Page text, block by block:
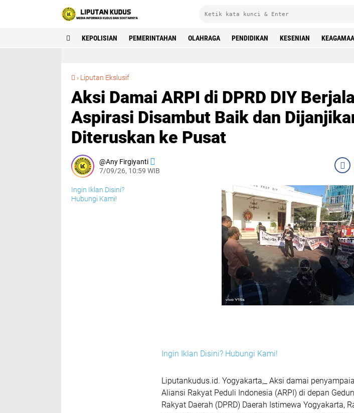
KEPOLISIAN PEMERINTAHAN OLAHRAGA PENDIDIKAN KESENIAN
› Liputan Ekslusif
Aksi Damai ARPI di DPRD DIY
Aspirasi Disambut Baik dan
Diteruskan ke Pusat
Any Firgiyanti
7/09/26, 10:59 WIB
Ingin Iklan Disini?
Hubungi Kami!
Ingin Iklan Disini? Hubungi Kami!
Liputankudus.id. Yogyakarta,_ Aksi damai
Aliansi Rakyat Peduli Indonesia (ARPI) di depan
Rakyat Daerah (DPRD) Daerah Istimewa Yogyakarta,